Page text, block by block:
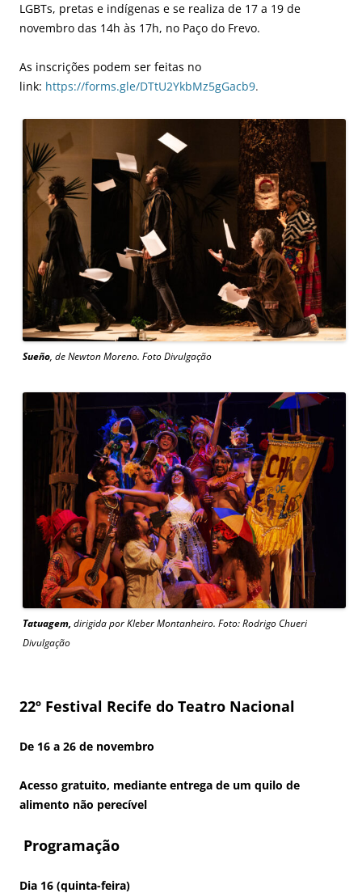
LGBTs, pretas e indígenas e se realiza de 17 a 19 de
novembro das 14h às 17h, no Paço do Frevo.
As inscrições podem ser feitas no
link: https://forms.gle/DTtU2YkbMz5gGacb9.
Sueño, de Newton Moreno. Foto Divulgação
Tatuagem,dirigida por Kleber Montanheiro. Foto: Rodrigo Chueri
Divulgação
22º Festival Recife do Teatro Nacional
De 16 a 26 de novembro
Acesso gratuito, mediante entrega de um quilo de
alimento não perecível
Programação
Dia 16 (quinta-feira)